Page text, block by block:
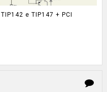
e TIP147 + PCI